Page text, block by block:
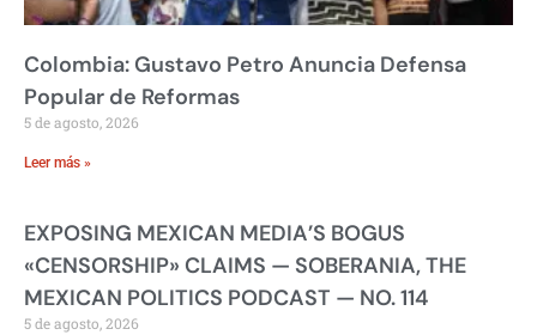
Colombia: Gustavo Petro Anuncia Defensa
Popular de Reformas
5 de agosto, 2026
Leer más »
EXPOSING MEXICAN MEDIA’S BOGUS
«CENSORSHIP» CLAIMS — SOBERANIA, THE
MEXICAN POLITICS PODCAST — NO. 114
5 de agosto, 2026